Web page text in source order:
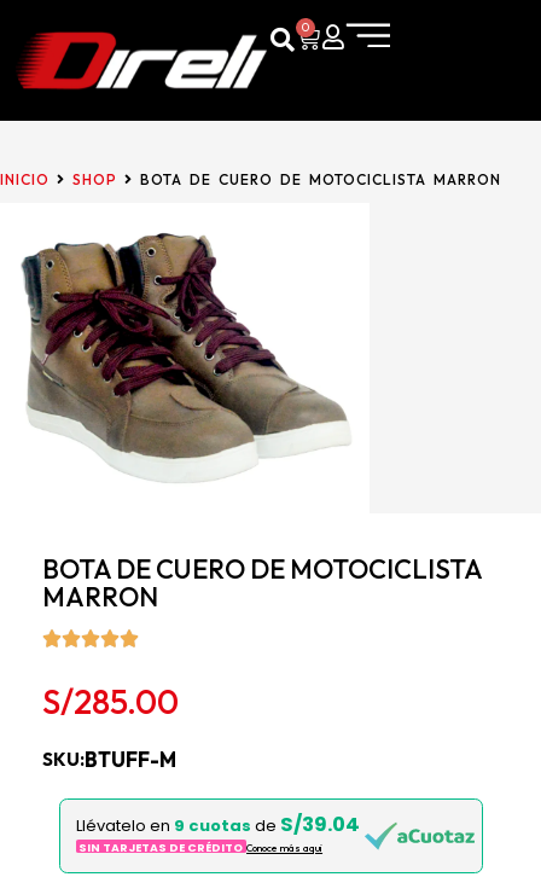
0
INICIO SHOP BOTA DE CUERO DE MOTOCICLISTA MARRON
BOTA DE CUERO DE MOTOCICLISTA
MARRON
S/285.00
SKU:BTUFF-M
Llévatelo en 9 cuotas de S/39.04
SIN TARJETAS DE CRÉDITO Conoce más aqui